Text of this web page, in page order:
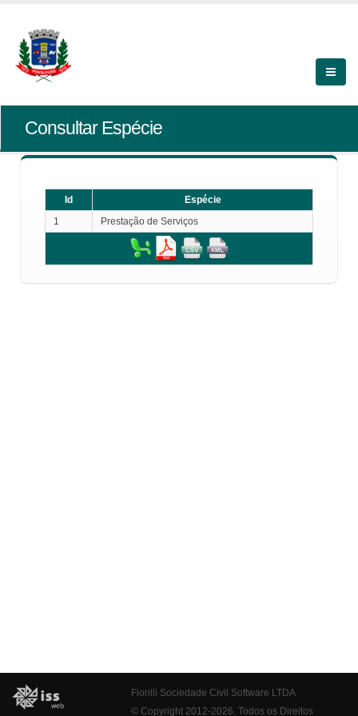
Consultar Espécie
Id
Espécie
1
Prestação de Serviços
Fiorilli Sociedade Civil Software LTDA
© Copyright 2012-2026. Todos os Direitos